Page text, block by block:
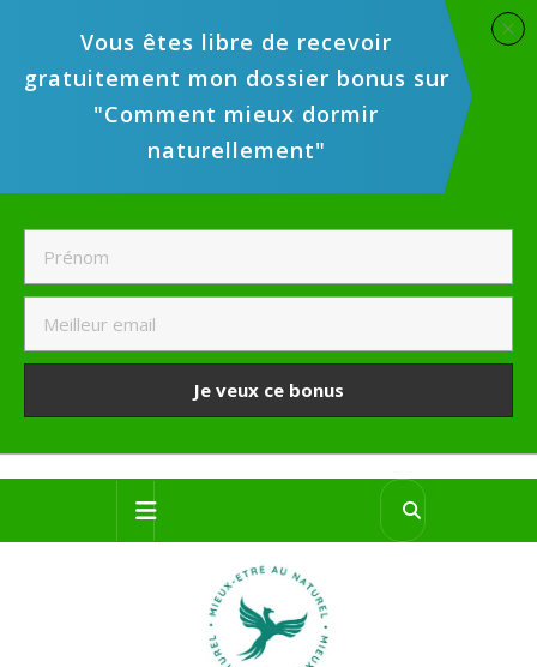
content
Open
Button
Vous êtes libre de recevoir
gratuitement mon dossier bonus sur
"Comment mieux dormir
naturellement"
Je veux ce bonus